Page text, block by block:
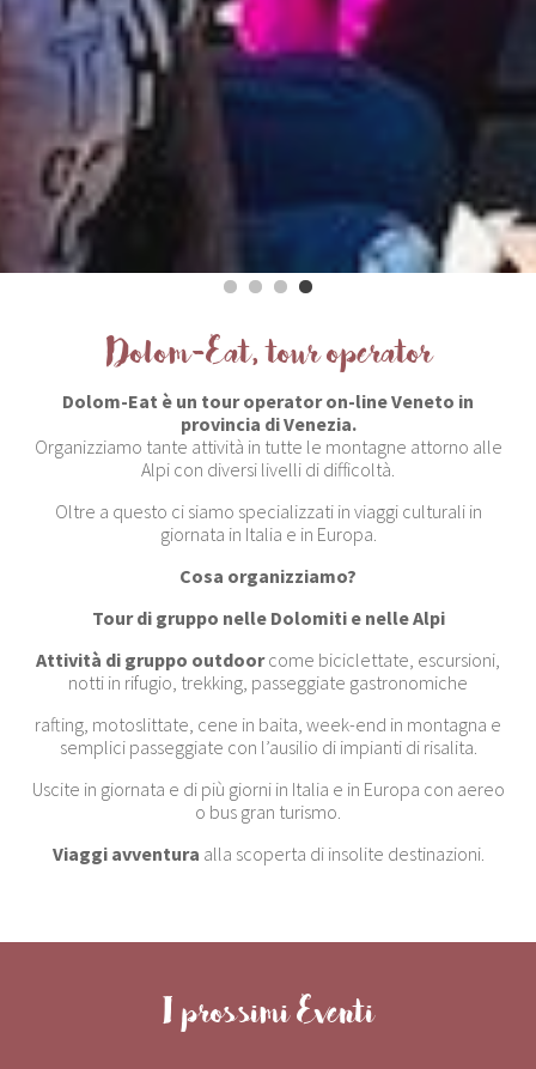
Dolom-Eat, tour operator
Dolom-Eat è un tour operator on-line Veneto in
provincia di Venezia.
Organizziamo tante attività in tutte le montagne attorno alle
Alpi con diversi livelli di difficoltà.
Oltre a questo ci siamo specializzati in viaggi culturali in
giornata in Italia e in Europa.
Cosa organizziamo?
Tour di gruppo nelle Dolomiti e nelle Alpi
Attività di gruppo outdoorcome biciclettate, escursioni,
notti in rifugio, trekking, passeggiate gastronomiche
rafting, motoslittate, cene in baita, week-end in montagna e
semplici passeggiate con l’ausilio di impianti di risalita.
Uscite in giornata e di più giorni in Italia e in Europa con aereo
o bus gran turismo.
Viaggi avventura alla scoperta di insolite destinazioni.
I prossimi Eventi